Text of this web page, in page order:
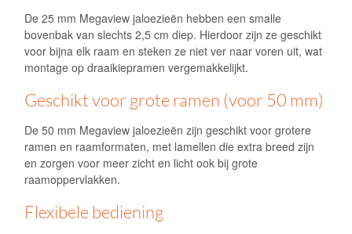
De 25 mm Megaview jaloezieën hebben een smalle
bovenbak van slechts 2,5 cm diep. Hierdoor zijn ze geschikt
voor bijna elk raam en steken ze niet ver naar voren uit, wat
montage op draaikiepramen vergemakkelijkt.
Geschikt voor grote ramen (voor 50 mm)
De 50 mm Megaview jaloezieën zijn geschikt voor grotere
ramen en raamformaten, met lamellen die extra breed zijn
en zorgen voor meer zicht en licht ook bij grote
raamoppervlakken.
Flexibele bediening